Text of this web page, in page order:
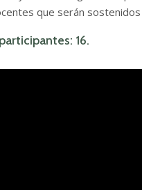
que serán
16.